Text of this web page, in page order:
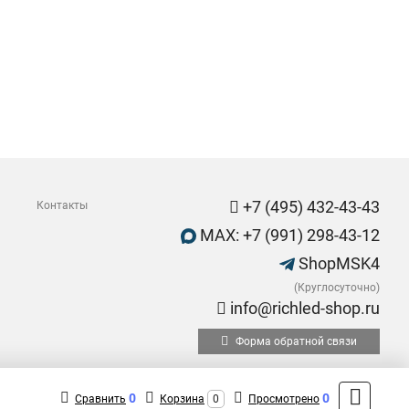
Контакты
+7 (495) 432-43-43
MAX: +7 (991) 298-43-12
ShopMSK4
(Круглосуточно)
info@richled-shop.ru
Форма обратной связи
Сравнить 0 Корзина 0 Просмотрено 0